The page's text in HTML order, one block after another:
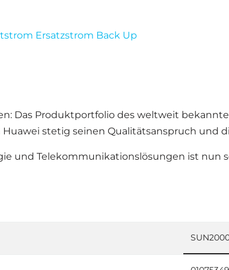
Ersatzstrom Back Up
Das Produktportfolio des weltweit
stetig seinen Qualitätsanspruch und
und Telekommunikationslösungen ist nun